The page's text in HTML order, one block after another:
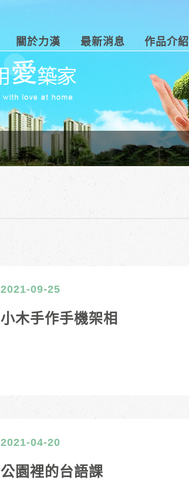
關於力漢 最新消息 作品介紹
2021-09-25
小木手作手機架相
2021-04-20
公園裡的台語課